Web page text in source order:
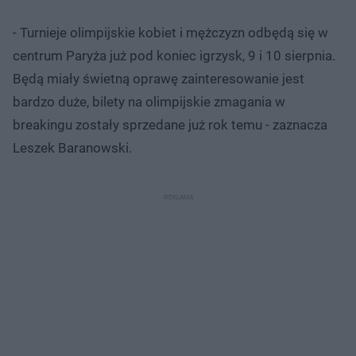
- Turnieje olimpijskie kobiet i mężczyzn odbędą się w
centrum Paryża już pod koniec igrzysk, 9 i 10 sierpnia.
Będą miały świetną oprawę zainteresowanie jest
bardzo duże, bilety na olimpijskie zmagania w
breakingu zostały sprzedane już rok temu - zaznacza
Leszek Baranowski.